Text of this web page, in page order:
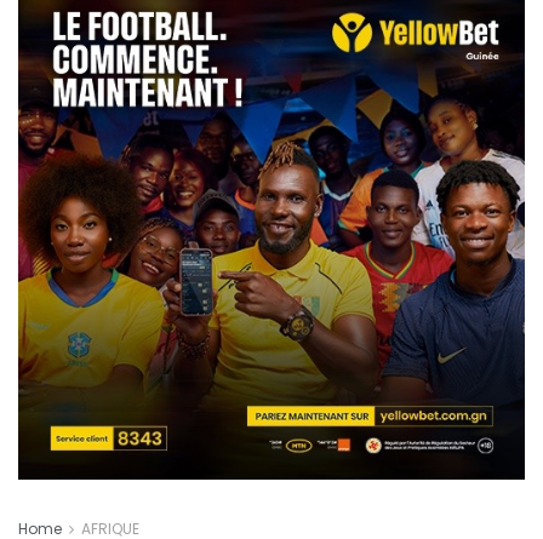
Home AFRIQUE